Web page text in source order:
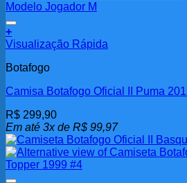
+
Visualização Rápida
Botafogo
Camisa Botafogo Oficial II Puma
R$ 299,90
Em até 3x de R$ 99,97